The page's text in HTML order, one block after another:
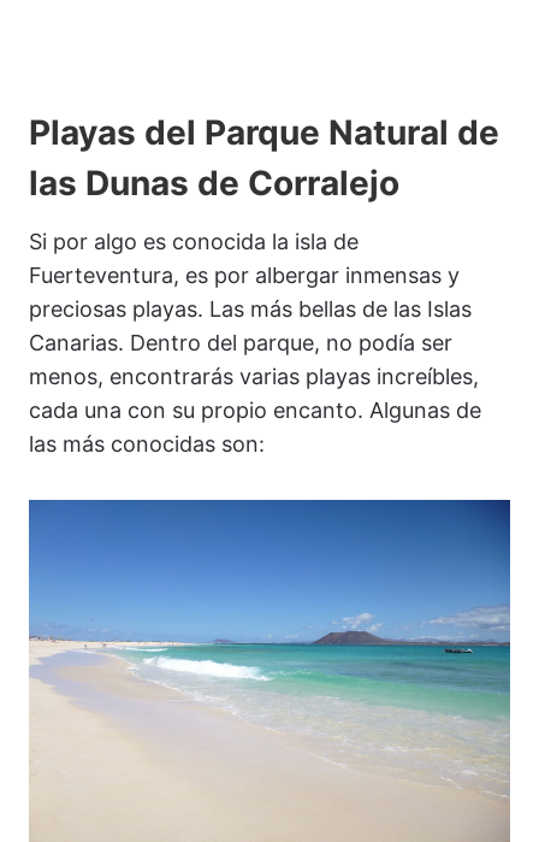
Playas del Parque Natural de
las Dunas de Corralejo
Si por algo es conocida la isla de
Fuerteventura, es por albergar inmensas y
preciosas playas. Las más bellas de las Islas
Canarias. Dentro del parque, no podía ser
menos, encontrarás varias playas increíbles,
cada una con su propio encanto. Algunas de
las más conocidas son: